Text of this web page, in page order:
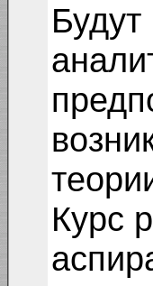
Курс